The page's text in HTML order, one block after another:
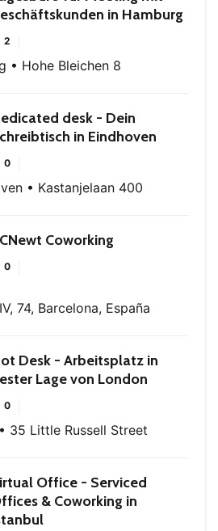
in Hamburg
2
• Hohe Bleichen 8
desk - Dein
in Eindhoven
0
• Kastanjelaan 400
Coworking
0
74, Barcelona, España
Desk - Arbeitsplatz in
Lage von London
0
35 Little Russell Street
Office - Serviced
& Coworking in